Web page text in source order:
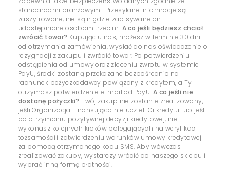
standardami branżowymi. Przesyłane informacje są
zaszyfrowane, nie są nigdzie zapisywane ani
udostępniane osobom trzecim. A co jeśli będziesz chciał
zwrócić towar? Kupując u nas, możesz w terminie 30 dni
od otrzymania zamówienia, wysłać do nas oświadczenie o
rezygnacji z zakupu i zwrócić towar. Po potwierdzeniu
odstąpienia od umowy oraz zleceniu zwrotu w systemie
PayU, środki zostaną przekazane bezpośrednio na
rachunek pożyczkodawcy powiązany z kredytem, a Ty
otrzymasz potwierdzenie e-mail od PayU. A co jeśli nie
dostanę pożyczki? Twój zakup nie zostanie zrealizowany,
jeśli Organizacja Finansująca nie udzieli Ci kredytu lub jeśli
po otrzymaniu pozytywnej decyzji kredytowej, nie
wykonasz kolejnych kroków polegających na weryfikacji
tożsamości i zatwierdzeniu warunków umowy kredytowej
za pomocą otrzymanego kodu SMS. Aby wówczas
zrealizować zakupy, wystarczy wrócić do naszego sklepu i
wybrać inną formę płatności.